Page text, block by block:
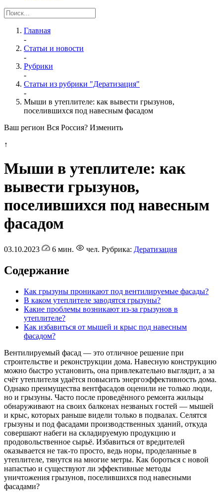
Главная
-
Статьи и новости
-
Рубрики
-
Статьи из рубрики "Дератизация"
-
Мыши в утеплителе: как вывести грызунов,
поселившихся под навесным фасадом
Ваш регион Вся Россия? Изменить
↑
Мыши в утеплителе: как
вывести грызунов,
поселившихся под навесным
фасадом
03.10.2023 6 мин. чел. Рубрика: Дератизация
Содержание
Как грызуны проникают под вентилируемые фасады?
В каком утеплителе заводятся грызуны?
Какие проблемы возникают из-за грызунов в
утеплителе?
Как избавиться от мышей и крыс под навесным
фасадом?
Вентилируемый фасад — это отличное решение при
строительстве и реконструкции дома. Навесную конструкцию
можно быстро установить, она привлекательно выглядит, а за
счёт утеплителя удаётся повысить энергоэффективность дома.
Однако преимущества вентфасадов оценили не только люди,
но и грызуны. Часто после проведённого ремонта жильцы
обнаруживают на своих балконах незваных гостей — мышей
и крыс, которых раньше видели только в подвалах. Селятся
грызуны и под фасадами производственных зданий, откуда
совершают набеги на складируемую продукцию и
продовольственное сырьё. Избавиться от вредителей
оказывается не так-то просто, ведь норы, проделанные в
утеплителе, тянутся на многие метры. Как бороться с новой
напастью и существуют ли эффективные методы
уничтожения грызунов, поселившихся под навесными
фасадами?